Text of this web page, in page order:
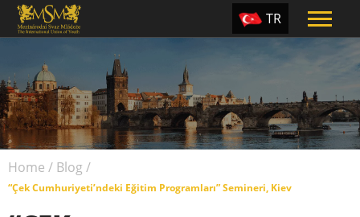
TR
PT
UA
RU
Home / Blog /
“Çek Cumhuriyeti’ndeki Eğitim Programları” Semineri, Kiev